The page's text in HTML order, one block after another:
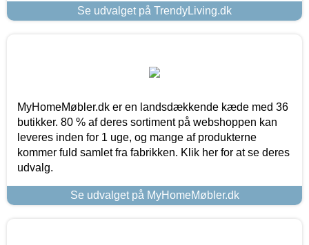
Se udvalget på TrendyLiving.dk
MyHomeMøbler.dk er en landsdækkende kæde med 36
butikker. 80 % af deres sortiment på webshoppen kan
leveres inden for 1 uge, og mange af produkterne
kommer fuld samlet fra fabrikken. Klik her for at se deres
udvalg.
Se udvalget på MyHomeMøbler.dk